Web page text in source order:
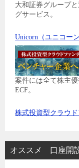
大和証券グループ
グサービス。
Unicorn（ユニコーン
案件には全て株主
ECF。
株式投資型クラウ
オススメ 口座開